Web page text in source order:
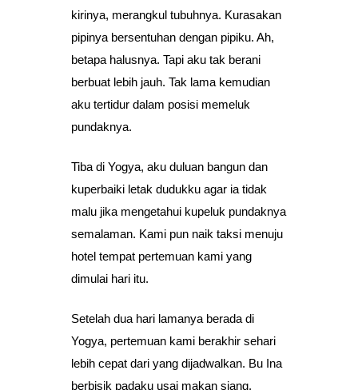
kirinya, merangkul tubuhnya. Kurasakan
pipinya bersentuhan dengan pipiku. Ah,
betapa halusnya. Tapi aku tak berani
berbuat lebih jauh. Tak lama kemudian
aku tertidur dalam posisi memeluk
pundaknya.
Tiba di Yogya, aku duluan bangun dan
kuperbaiki letak dudukku agar ia tidak
malu jika mengetahui kupeluk pundaknya
semalaman. Kami pun naik taksi menuju
hotel tempat pertemuan kami yang
dimulai hari itu.
Setelah dua hari lamanya berada di
Yogya, pertemuan kami berakhir sehari
lebih cepat dari yang dijadwalkan. Bu Ina
berbisik padaku usai makan siang,